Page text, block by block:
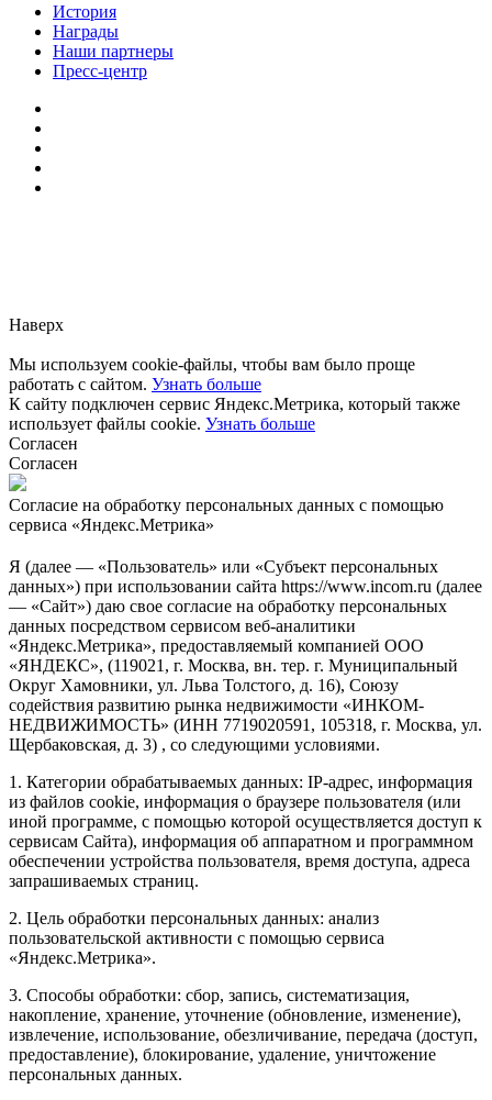
История
Награды
Наши партнеры
Пресс-центр
Наверх
Мы используем cookie-файлы, чтобы вам было проще
работать с сайтом. Узнать больше
К сайту подключен сервис Яндекс.Метрика, который также
использует файлы cookie. Узнать больше
Согласен
Согласен
Согласие на обработку персональных данных с помощью
сервиса «Яндекс.Метрика»
Я (далее — «Пользователь» или «Субъект персональных
данных») при использовании сайта https://www.incom.ru (далее
— «Сайт») даю свое согласие на обработку персональных
данных посредством сервисом веб-аналитики
«Яндекс.Метрика», предоставляемый компанией ООО
«ЯНДЕКС», (119021, г. Москва, вн. тер. г. Муниципальный
Округ Хамовники, ул. Льва Толстого, д. 16), Союзу
содействия развитию рынка недвижимости «ИНКОМ-
НЕДВИЖИМОСТЬ» (ИНН 7719020591, 105318, г. Москва, ул.
Щербаковская, д. 3) , со следующими условиями.
1. Категории обрабатываемых данных: IP-адрес, информация
из файлов cookie, информация о браузере пользователя (или
иной программе, с помощью которой осуществляется доступ к
сервисам Сайта), информация об аппаратном и программном
обеспечении устройства пользователя, время доступа, адреса
запрашиваемых страниц.
2. Цель обработки персональных данных: анализ
пользовательской активности с помощью сервиса
«Яндекс.Метрика».
3. Способы обработки: сбор, запись, систематизация,
накопление, хранение, уточнение (обновление, изменение),
извлечение, использование, обезличивание, передача (доступ,
предоставление), блокирование, удаление, уничтожение
персональных данных.